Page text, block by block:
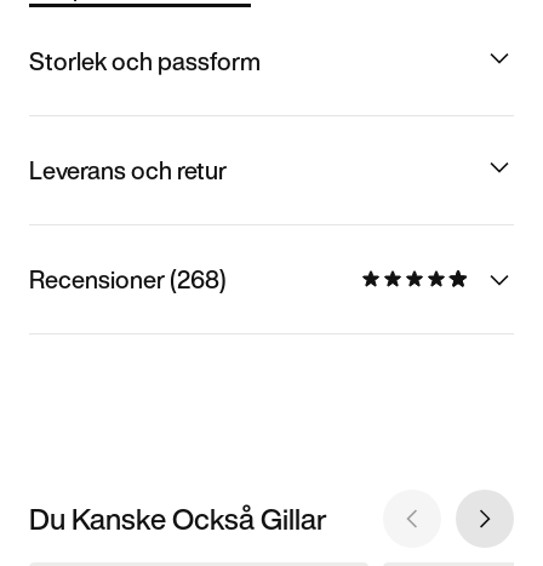
Storlek och passform
Leverans och retur
Recensioner (268)
Du Kanske Också Gillar